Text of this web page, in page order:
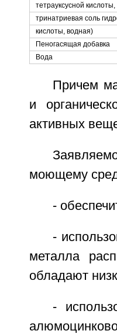
тетрауксусной
тринатриевая соль
кислоты, водная)
Пеногасящая добавка
Вода
Причем
и
активных
моющему
-
-
металла
обладают
-